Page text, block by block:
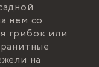
нем со
грибок или
на